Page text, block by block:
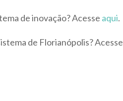
de inovação? Acesse aqui.
de Florianópolis? Acesse